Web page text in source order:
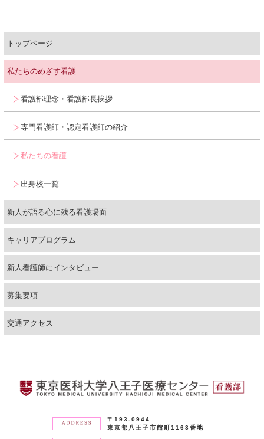
トップページ
私たちのめざす看護
看護部理念・看護部長挨拶
専門看護師・認定看護師の紹介
私たちの看護
出身校一覧
新人が語る心に残る看護場面
キャリアプログラム
キャリア開発支援
研修会・勉強会
研修報告
新人看護師にインタビュー
募集要項
募集要項
合同就職説明会
説明会・就業体験
福利厚生
問い合わせ・資料請求
交通アクセス
〒193-0944
東京都八王子市館町1163番地